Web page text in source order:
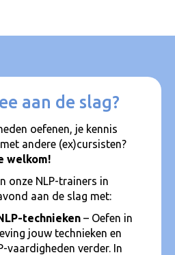
aan de slag?
oefenen, je kennis
andere (ex)cursisten?
welkom!
onze NLP-trainers in
aan de slag met:
technieken – Oefen in
jouw technieken en
vaardigheden verder. In